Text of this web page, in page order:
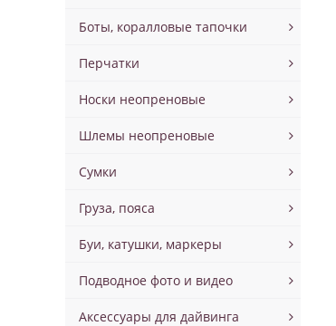
Боты, коралловые тапочки
Перчатки
Носки неопреновые
Шлемы неопреновые
Сумки
Груза, пояса
Буи, катушки, маркеры
Подводное фото и видео
Аксессуары для дайвинга